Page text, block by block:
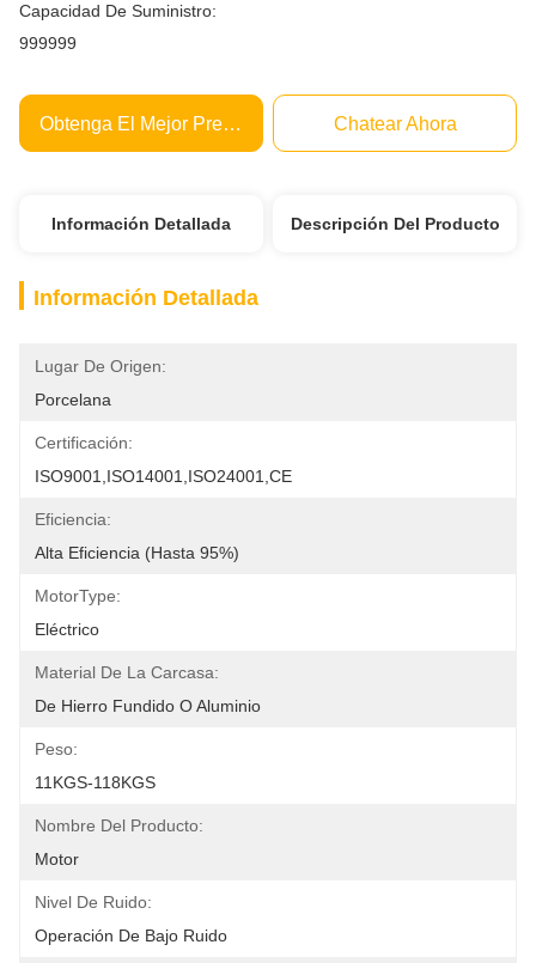
Capacidad De Suministro:
999999
Obtenga El Mejor Precio Chatear Ahora
Información Detallada Descripción Del Producto
Información Detallada
Lugar De Origen:
Porcelana
Certificación:
ISO9001,ISO14001,ISO24001,CE
Eficiencia:
Alta Eficiencia (hasta 95%)
MotorType:
Eléctrico
Material De La Carcasa:
De Hierro Fundido O Aluminio
Peso:
11KGS-118KGS
Nombre Del Producto:
Motor
Nivel De Ruido:
Operación De Bajo Ruido